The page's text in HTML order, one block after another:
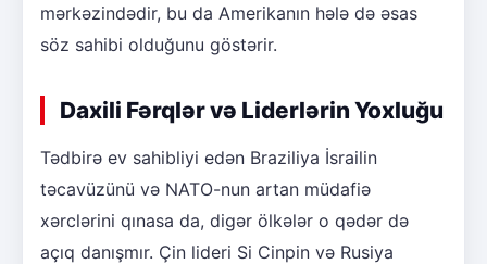
mərkəzindədir, bu da Amerikanın hələ də əsas
söz sahibi olduğunu göstərir.
Daxili Fərqlər və Liderlərin Yoxluğu
Tədbirə ev sahibliyi edən Braziliya İsrailin
təcavüzünü və NATO-nun artan müdafiə
xərclərini qınasa da, digər ölkələr o qədər də
açıq danışmır. Çin lideri Si Cinpin və Rusiya